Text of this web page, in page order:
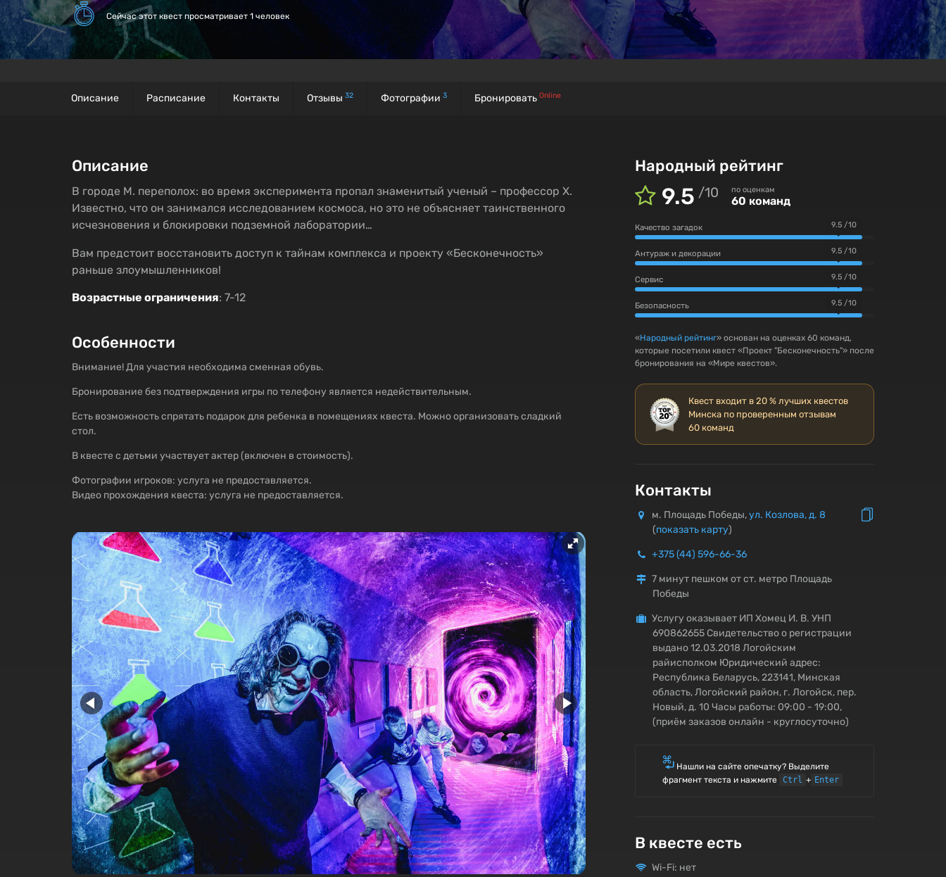
Сейчас этот квест просматривает 1 человек
Описание Расписание Контакты Отзывы 32 Фотографии 3 Бронировать Online
Народный рейтинг
9.5 /10 по оценкам
60 команд
Качество загадок 9.5 / 10
Антураж и декорации 9.5 / 10
Сервис 9.5 / 10
Безопасность 9.5 / 10
«Народный рейтинг» основан на оценках 60 команд,
которые посетили квест «Проект "Бесконечность"» после
бронирования на «Мире квестов».
Квест входит в 20 % лучших квестов
Минска по проверенным отзывам
60 команд
Контакты
м. Площадь Победы,ул. Козлова, д. 8
(показать карту)
+375 (44) 596-66-36
7 минут пешком от ст. метро Площадь
Победы
Услугу оказывает ИП Хомец И. В. УНП
690862655 Свидетельство о регистрации
выдано 12.03.2018 Логойским
райисполком Юридический адрес:
Республика Беларусь, 223141, Минская
область, Логойский район, г. Логойск, пер.
Новый, д. 10 Часы работы: 09:00 - 19:00,
(приём заказов онлайн - круглосуточно)
Нашли на сайте опечатку? Выделите
фрагмент текста и нажмите Ctrl + Enter
В квесте есть
Wi-Fi: нет
Описание
В городе М. переполох: во время эксперимента пропал знаменитый ученый – профессор Х.
Известно, что он занимался исследованием космоса, но это не объясняет таинственного
исчезновения и блокировки подземной лаборатории…
Вам предстоит восстановить доступ к тайнам комплекса и проекту «Бесконечность»
раньше злоумышленников!
Возрастные ограничения: 7-12
Особенности
Внимание! Для участия необходима сменная обувь.
Бронирование без подтверждения игры по телефону является недействительным.
Есть возможность спрятать подарок для ребенка в помещениях квеста. Можно организовать сладкий
стол.
В квесте с детьми участвует актер (включен в стоимость).
Фотографии игроков: услуга не предоставляется.
Видео прохождения квеста: услуга не предоставляется.